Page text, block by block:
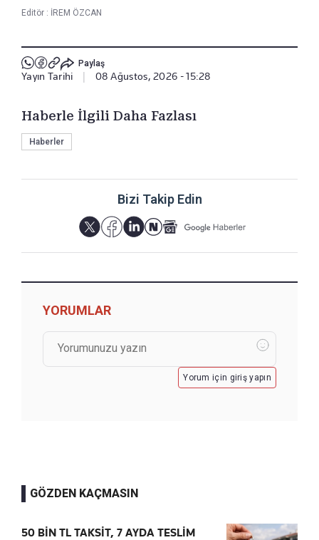
Editör : İREM ÖZCAN
Paylaş
Yayın Tarihi 08 Ağustos, 2026 - 15:28
Haberle İlgili Daha Fazlası
Haberler
Bizi Takip Edin
YORUMLAR
Yorum için giriş yapın
GÖZDEN KAÇMASIN
50 BİN TL TAKSİT, 7 AYDA TESLİM